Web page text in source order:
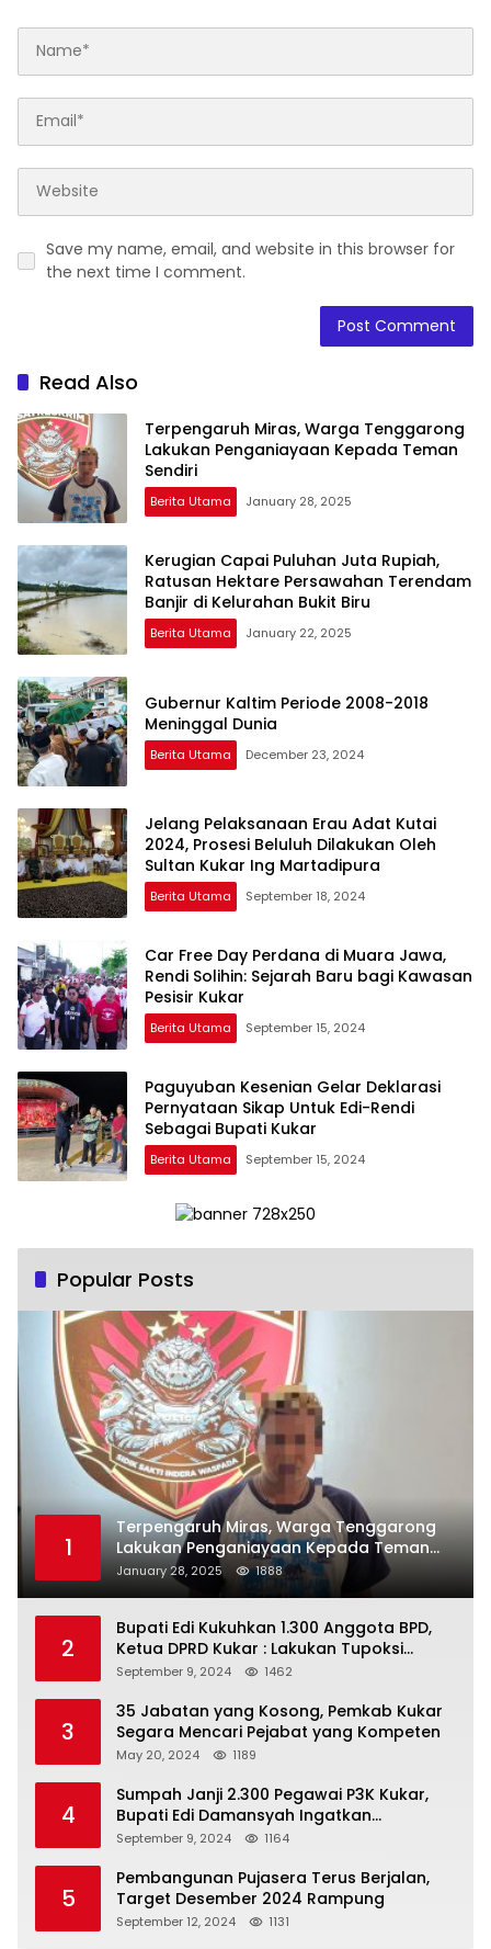
Save my name, email, and website in this browser for
the next time I comment.
Read Also
Terpengaruh Miras, Warga Tenggarong
Lakukan Penganiayaan Kepada Teman
Sendiri
Berita Utama January 28, 2025
Kerugian Capai Puluhan Juta Rupiah,
Ratusan Hektare Persawahan Terendam
Banjir di Kelurahan Bukit Biru
Berita Utama January 22, 2025
Gubernur Kaltim Periode 2008-2018
Meninggal Dunia
Berita Utama December 23, 2024
Jelang Pelaksanaan Erau Adat Kutai
2024, Prosesi Beluluh Dilakukan Oleh
Sultan Kukar Ing Martadipura
Berita Utama September 18, 2024
Car Free Day Perdana di Muara Jawa,
Rendi Solihin: Sejarah Baru bagi Kawasan
Pesisir Kukar
Berita Utama September 15, 2024
Paguyuban Kesenian Gelar Deklarasi
Pernyataan Sikap Untuk Edi-Rendi
Sebagai Bupati Kukar
Berita Utama September 15, 2024
Popular Posts
1
Terpengaruh Miras, Warga Tenggarong
Lakukan Penganiayaan Kepada Teman
Sendiri
January 28, 2025 1888
2
Bupati Edi Kukuhkan 1.300 Anggota BPD,
Ketua DPRD Kukar : Lakukan Tupoksi
Dengan Baik Untuk Wujudkan
September 9, 2024 1462
3
35 Jabatan yang Kosong, Pemkab Kukar
Segara Mencari Pejabat yang Kompeten
May 20, 2024 1189
4
Sumpah Janji 2.300 Pegawai P3K Kukar,
Bupati Edi Damansyah Ingatkan
Tanggung Jawab Baru
September 9, 2024 1164
5
Pembangunan Pujasera Terus Berjalan,
Target Desember 2024 Rampung
September 12, 2024 1131